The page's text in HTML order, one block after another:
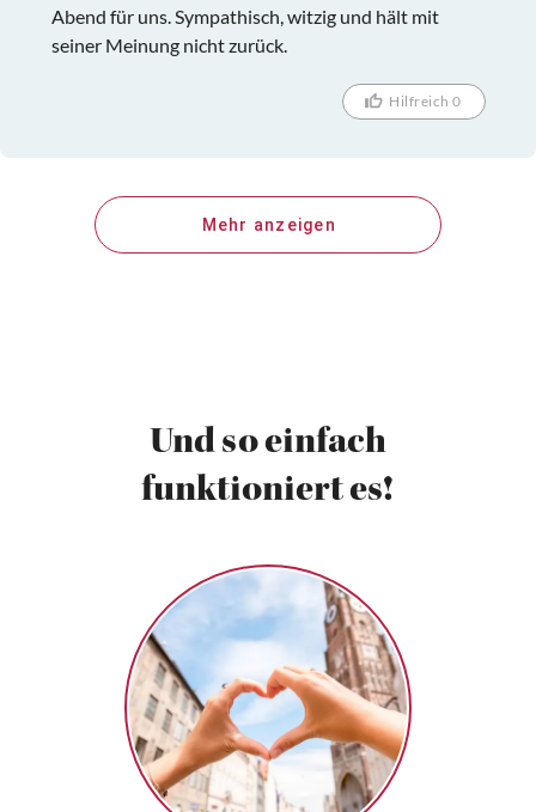
Abend für uns. Sympathisch, witzig und hält mit
seiner Meinung nicht zurück.
Hilfreich 0
Mehr anzeigen
Und so einfach
funktioniert es!